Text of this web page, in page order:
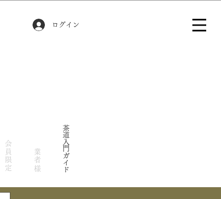
ログイン
会員限定 業者様 茶道入門ガイド